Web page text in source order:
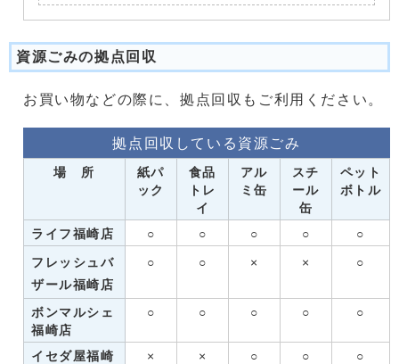
資源ごみの拠点回収
お買い物などの際に、拠点回収もご利用ください。
拠点回収している資源ごみ
場 所
紙パ
ック
食品
トレ
イ
アル
ミ缶
スチ
ール
缶
ペット
ボトル
ライフ福崎店 ○ ○ ○ ○ ○
フレッシュバ
ザール福崎店
○ ○ × × ○
ボンマルシェ
福崎店
○ ○ ○ ○ ○
イセダ屋福崎
× × ○ ○ ○